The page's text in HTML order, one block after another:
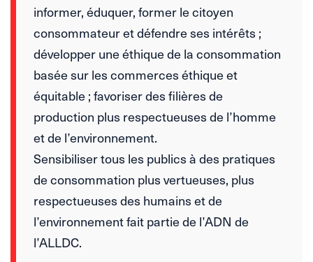
informer, éduquer, former le citoyen
consommateur et défendre ses intérêts ;
développer une éthique de la consommation
basée sur les commerces éthique et
équitable ; favoriser des filières de
production plus respectueuses de l’homme
et de l’environnement.
Sensibiliser tous les publics à des pratiques
de consommation plus vertueuses, plus
respectueuses des humains et de
l’environnement fait partie de l’ADN de
l’ALLDC.